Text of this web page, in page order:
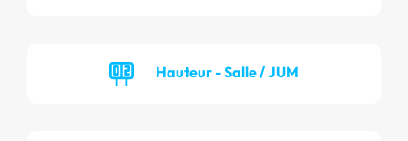
Hauteur - Salle / JUM